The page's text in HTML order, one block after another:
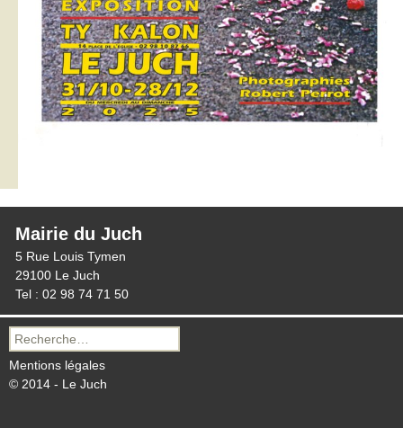
Mairie du Juch
5 Rue Louis Tymen
29100 Le Juch
Tel : 02 98 74 71 50
Recherche
pour :
Mentions légales
© 2014 - Le Juch